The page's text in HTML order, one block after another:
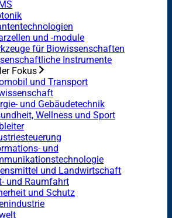
und -module
für Biowissenschaften
Instrumente
Fokus
und Transport
und Gebäudetechnik
Wellness und Sport
und
und Landwirtschaft
und Raumfahrt
und Schutz